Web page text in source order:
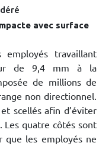
avec surface
travaillant
de 9,4 mm à la
de millions de
non directionnel.
scellés afin d’éviter
Les quatre côtés sont
que les employés ne